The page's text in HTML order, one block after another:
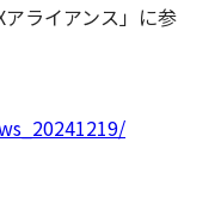
ライアンス」に参